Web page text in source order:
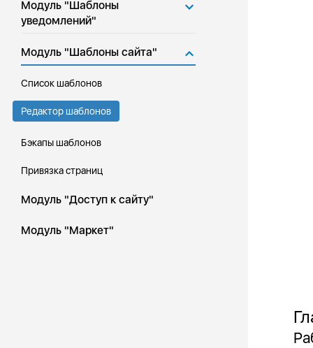
Модуль "Шаблоны
уведомлений"
Модуль "Шаблоны сайта"
Список шаблонов
Редактор шаблонов
Бэкапы шаблонов
Привязка страниц
Модуль "Доступ к сайту"
Модуль "Маркет"